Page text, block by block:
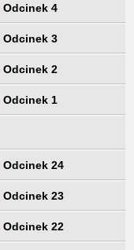
Odcinek 4
Odcinek 3
Odcinek 2
Odcinek 1
Odcinek 24
Odcinek 23
Odcinek 22